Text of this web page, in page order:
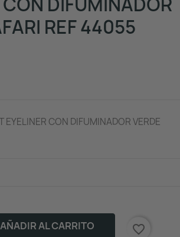
REF 44055
EYELINER CON DIFUMINADOR VERDE
AÑADIR AL CARRITO
favorite_border